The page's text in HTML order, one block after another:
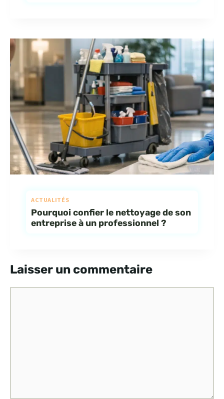
ACTUALITÉS
Pourquoi confier le nettoyage de son
entreprise à un professionnel ?
Laisser un commentaire